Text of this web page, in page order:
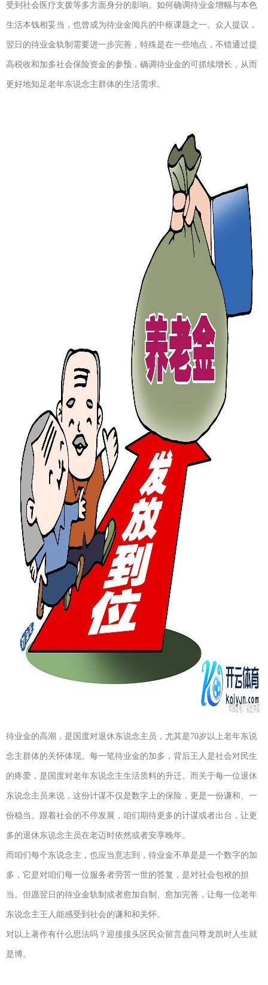
受到社会医疗支拨等多方面身分的影响。如何确调待业金增幅与本色
生活本钱相妥当，也曾成为待业金阅兵的中枢课题之一。众人提议，
翌日的待业金轨制需要进一步完善，特殊是在一些地点，不错通过提
高税收和加多社会保险资金的参预，确调待业金的可抓续增长，从而
更好地知足老年东说念主群体的生活需求。
待业金的高潮，是国度对退休东说念主员，尤其是70岁以上老年东说
念主群体的关怀体现。每一笔待业金的加多，背后王人是社会对民生
的疼爱，是国度对老年东说念主生活质料的升迁。而关于每一位退休
东说念主员来说，这份计谋不仅是数字上的保险，更是一份谦和、一
份稳当。跟着社会的不停发展，咱们期待更多的计谋或者出台，让更
多的退休东说念主员在老迈时依然或者安享晚年。
而咱们每个东说念主，也应当意志到，待业金不单是是一个数字的加
多，它是对咱们每一位服务者劳苦一世的答复，是对社会包袱的担
当。但愿翌日的待业金轨制或者愈加自制、愈加完善，让每一位老年
东说念主王人能感受到社会的谦和和关怀。
对以上著作有什么思法吗？迎接接头区民众留言盘问尊龙凯时人生就
是博。